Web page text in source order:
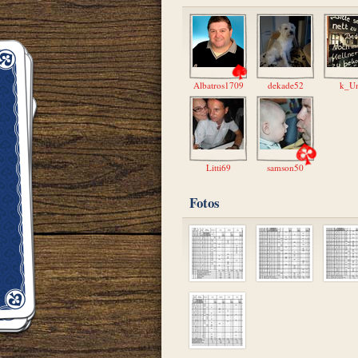
Albatros1709 dekade52
Litti69 samson50
Fotos